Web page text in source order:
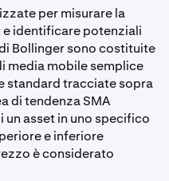
per misurare la
identificare potenziali
Bollinger sono costituite
media mobile semplice
standard tracciate sopra
di tendenza SMA
asset in uno specifico
e inferiore
è considerato